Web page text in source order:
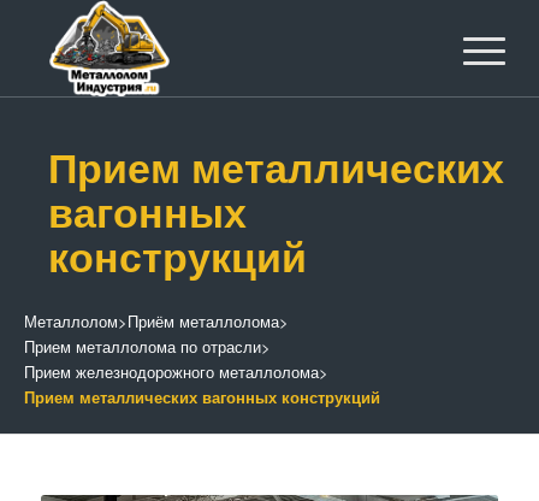
Прием металлических
вагонных
конструкций
Металлолом>Приём металлолома>
Прием металлолома по отрасли>
Прием железнодорожного металлолома>
Прием металлических вагонных конструкций